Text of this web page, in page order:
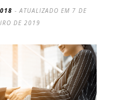
- ATUALIZADO EM 7 DE
DE 2019